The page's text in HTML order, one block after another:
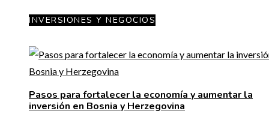
INVERSIONES Y NEGOCIOS
Pasos para fortalecer la economía y aumentar la
inversión en Bosnia y Herzegovina